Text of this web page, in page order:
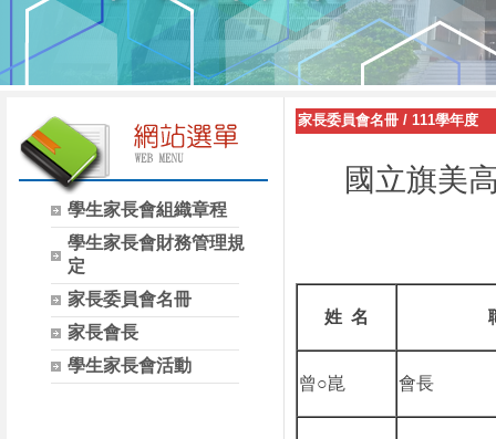
學生家長會組織章程
學生家長會財務管理規
定
家長委員會名冊
家長會長
學生家長會活動
家長委員會名冊 / 111學年度
國立旗美
姓 名
曾○崑 會長